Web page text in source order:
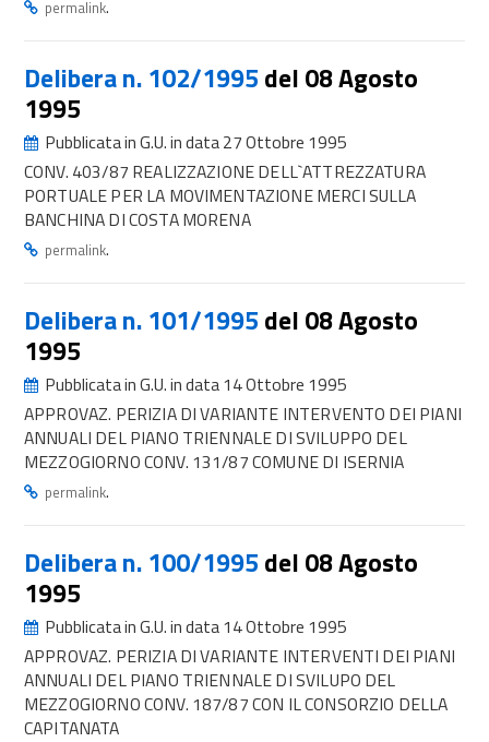
permalink.
Delibera n. 102/1995 del 08 Agosto
1995
Pubblicata in G.U. in data 27 Ottobre 1995
CONV. 403/87 REALIZZAZIONE DELL`ATTREZZATURA
PORTUALE PER LA MOVIMENTAZIONE MERCI SULLA
BANCHINA DI COSTA MORENA
permalink.
Delibera n. 101/1995 del 08 Agosto
1995
Pubblicata in G.U. in data 14 Ottobre 1995
APPROVAZ. PERIZIA DI VARIANTE INTERVENTO DEI PIANI
ANNUALI DEL PIANO TRIENNALE DI SVILUPPO DEL
MEZZOGIORNO CONV. 131/87 COMUNE DI ISERNIA
permalink.
Delibera n. 100/1995 del 08 Agosto
1995
Pubblicata in G.U. in data 14 Ottobre 1995
APPROVAZ. PERIZIA DI VARIANTE INTERVENTI DEI PIANI
ANNUALI DEL PIANO TRIENNALE DI SVILUPO DEL
MEZZOGIORNO CONV. 187/87 CON IL CONSORZIO DELLA
CAPITANATA